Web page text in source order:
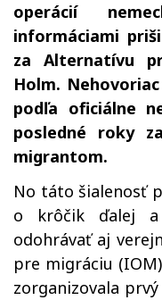
operácií
informáciami
za Alternatívu
Holm.
podľa oficiálne
posledné roky
migrantom.
No táto šialenosť
o krôčik ďalej
odohrávať aj
pre migráciu
zorganizovala